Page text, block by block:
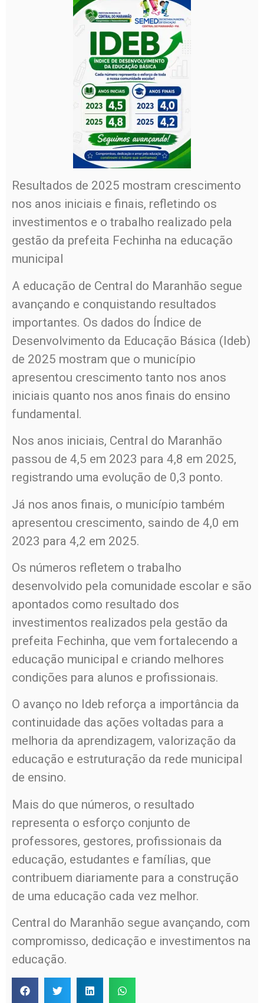
Resultados de 2025 mostram crescimento
nos anos iniciais e finais, refletindo os
investimentos e o trabalho realizado pela
gestão da prefeita Fechinha na educação
municipal
A educação de Central do Maranhão segue
avançando e conquistando resultados
importantes. Os dados do Índice de
Desenvolvimento da Educação Básica (Ideb)
de 2025 mostram que o município
apresentou crescimento tanto nos anos
iniciais quanto nos anos finais do ensino
fundamental.
Nos anos iniciais, Central do Maranhão
passou de 4,5 em 2023 para 4,8 em 2025,
registrando uma evolução de 0,3 ponto.
Já nos anos finais, o município também
apresentou crescimento, saindo de 4,0 em
2023 para 4,2 em 2025.
Os números refletem o trabalho
desenvolvido pela comunidade escolar e são
apontados como resultado dos
investimentos realizados pela gestão da
prefeita Fechinha, que vem fortalecendo a
educação municipal e criando melhores
condições para alunos e profissionais.
O avanço no Ideb reforça a importância da
continuidade das ações voltadas para a
melhoria da aprendizagem, valorização da
educação e estruturação da rede municipal
de ensino.
Mais do que números, o resultado
representa o esforço conjunto de
professores, gestores, profissionais da
educação, estudantes e famílias, que
contribuem diariamente para a construção
de uma educação cada vez melhor.
Central do Maranhão segue avançando, com
compromisso, dedicação e investimentos na
educação.